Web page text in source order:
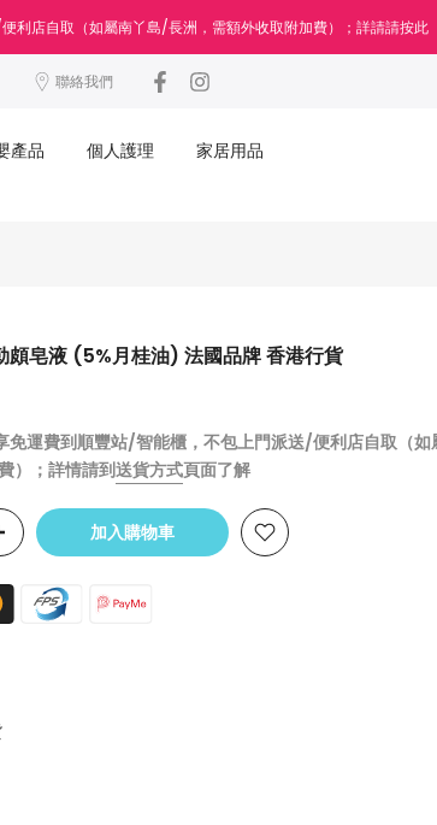
利店自取（如屬南丫島/長洲，需額外收取附加費）；詳請請按此
聯絡我們
產品 個人護理
家居用品
頗皂液 (5%月桂油) 法國品牌 香港行貨
運費到順豐站/智能櫃，不包上門派送/便利店自取（如
）；詳情請到送貨方式頁面了解
加入購物車